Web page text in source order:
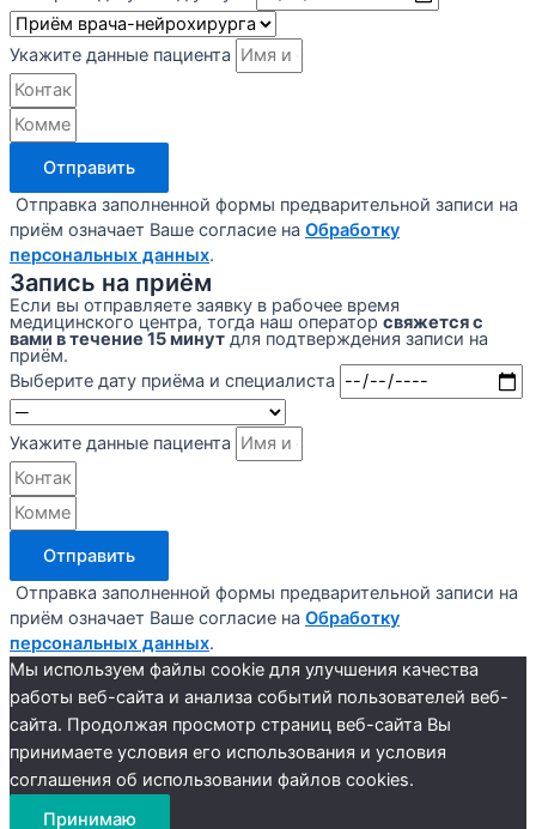
Укажите данные пациента
Отправить
Отправка заполненной формы предварительной записи на
приём означает Ваше согласие на Обработку
персональных данных.
Запись на приём
Если вы отправляете заявку в рабочее время
медицинского центра, тогда наш оператор свяжется с
вами в течение 15 минут для подтверждения записи на
приём.
Выберите дату приёма и специалиста
Укажите данные пациента
Отправить
Отправка заполненной формы предварительной записи на
приём означает Ваше согласие на Обработку
персональных данных.
Мы используем файлы cookie для улучшения качества
работы веб-сайта и анализа событий пользователей веб-
сайта. Продолжая просмотр страниц веб-сайта Вы
принимаете условия его использования и условия
соглашения об использовании файлов cookies.
Принимаю